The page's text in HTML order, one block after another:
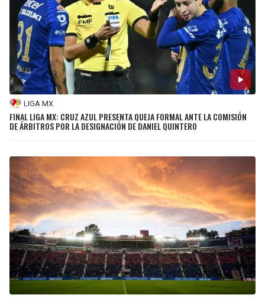
LIGA MX
FINAL LIGA MX: CRUZ AZUL PRESENTA QUEJA FORMAL ANTE LA COMISIÓN
DE ÁRBITROS POR LA DESIGNACIÓN DE DANIEL QUINTERO